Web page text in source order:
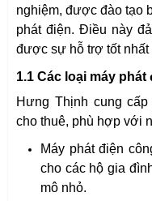
nghiệm, được đào tạo
phát điện. Điều này
được sự hỗ trợ tốt nhất
1.1 Các loại máy
Hưng Thịnh cung
cho thuê, phù hợp với
Máy phát điện
cho các hộ gia
mô nhỏ.